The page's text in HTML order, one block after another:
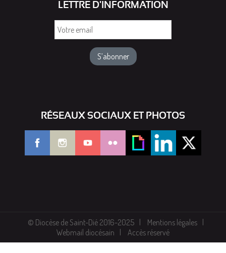
LETTRE D'INFORMATION
RÉSEAUX SOCIAUX ET PHOTOS
© Diocèse de Saint-Dié 2016-2025
Mentions légales
Webmail diocésain
Accès réservé